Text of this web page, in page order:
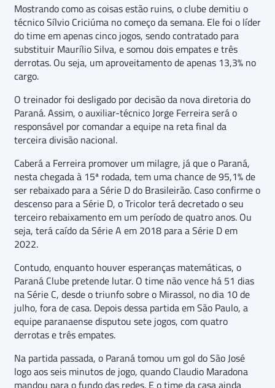
Mostrando como as coisas estão ruins, o clube demitiu o
técnico Sílvio Criciúma no começo da semana. Ele foi o líder
do time em apenas cinco jogos, sendo contratado para
substituir Maurílio Silva, e somou dois empates e três
derrotas. Ou seja, um aproveitamento de apenas 13,3% no
cargo.
O treinador foi desligado por decisão da nova diretoria do
Paraná. Assim, o auxiliar-técnico Jorge Ferreira será o
responsável por comandar a equipe na reta final da
terceira divisão nacional.
Caberá a Ferreira promover um milagre, já que o Paraná,
nesta chegada à 15ª rodada, tem uma chance de 95,1% de
ser rebaixado para a Série D do Brasileirão. Caso confirme o
descenso para a Série D, o Tricolor terá decretado o seu
terceiro rebaixamento em um período de quatro anos. Ou
seja, terá caído da Série A em 2018 para a Série D em
2022.
Contudo, enquanto houver esperanças matemáticas, o
Paraná Clube pretende lutar. O time não vence há 51 dias
na Série C, desde o triunfo sobre o Mirassol, no dia 10 de
julho, fora de casa. Depois dessa partida em São Paulo, a
equipe paranaense disputou sete jogos, com quatro
derrotas e três empates.
Na partida passada, o Paraná tomou um gol do São José
logo aos seis minutos de jogo, quando Claudio Maradona
mandou para o fundo das redes. E o time da casa ainda